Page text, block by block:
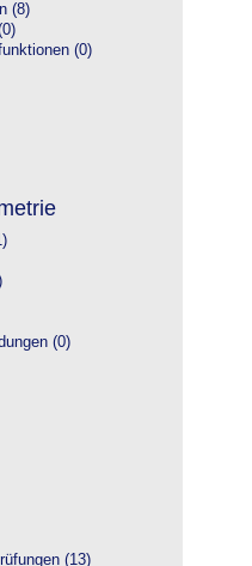
(8)
(0)
(0)
(13)